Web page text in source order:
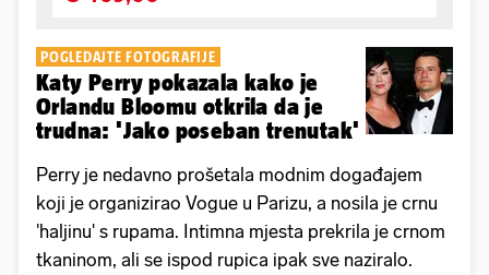
POGLEDAJTE FOTOGRAFIJE
Katy Perry pokazala kako je
Orlandu Bloomu otkrila da je
trudna: 'Jako poseban trenutak'
Perry je nedavno prošetala modnim događajem
koji je organizirao Vogue u Parizu, a nosila je crnu
'haljinu' s rupama. Intimna mjesta prekrila je crnom
tkaninom, ali se ispod rupica ipak sve naziralo.